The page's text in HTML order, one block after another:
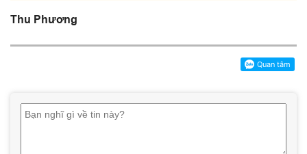
Thu Phương